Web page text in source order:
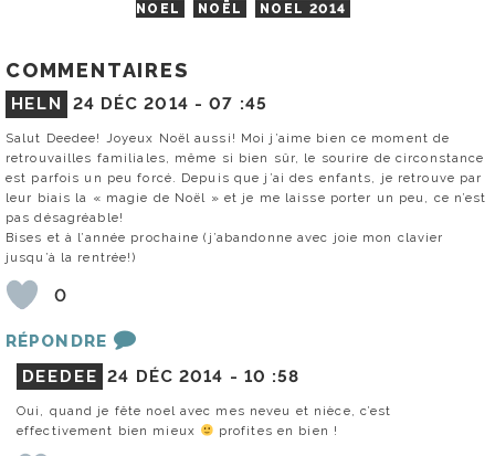
NOEL
NOËL NOEL 2014
COMMENTAIRES
HELN 24 DÉC 2014 -07 :45
Salut Deedee! Joyeux Noël aussi! Moi j’aime bien ce moment de
retrouvailles familiales, même si bien sûr, le sourire de circonstance
est parfois un peu forcé. Depuis que j’ai des enfants, je retrouve par
leur biais la « magie de Noël » et je me laisse porter un peu, ce n’est
pas désagréable!
Bises et à l’année prochaine (j’abandonne avec joie mon clavier
jusqu’à la rentrée!)
0
RÉPONDRE
DEEDEE 24 DÉC 2014 - 10 :58
Oui, quand je fête noel avec mes neveu et nièce, c’est
effectivement bien mieux
profites en bien !